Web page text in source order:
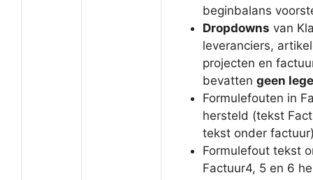
beginbalans
Dropdowns van
leveranciers,
projecten en
bevatten geen
Formulefouten in
hersteld (tekst
tekst onder
Formulefout tekst
Factuur4, 5 en 6